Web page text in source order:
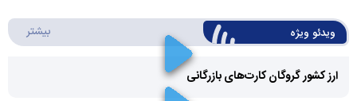
ویدئو ویژه بیشتر
ارز کشور گروگان کارت‌های بازرگانی